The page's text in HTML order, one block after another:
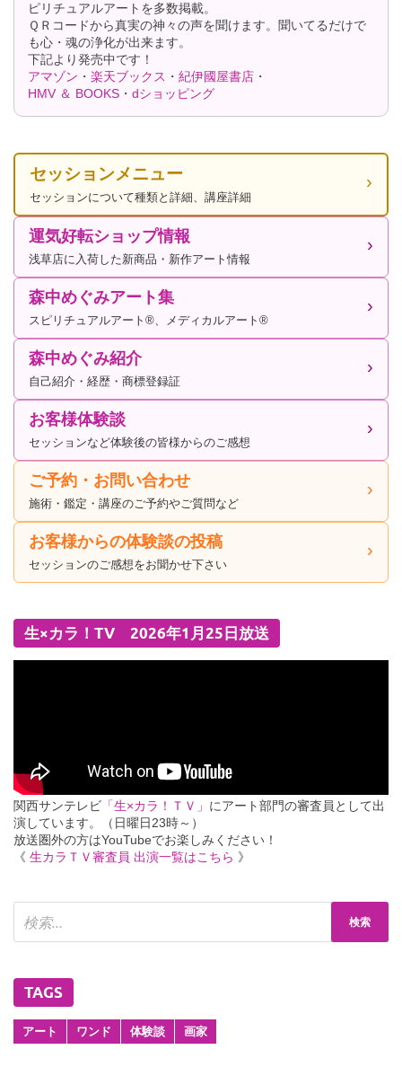
ピリチュアルアートを多数掲載。
ＱＲコードから真実の神々の声を聞けます。聞いてるだけで
も心・魂の浄化が出来ます。
下記より発売中です！
アマゾン ・ 楽天ブックス ・ 紀伊國屋書店 ・
HMV ＆ BOOKS ・ dショッピング
セッションメニュー
セッションについて種類と詳細、講座詳細
運気好転ショップ情報
浅草店に入荷した新商品・新作アート情報
森中めぐみアート集
スピリチュアルアート®、メディカルアート®
森中めぐみ紹介
自己紹介・経歴・商標登録証
お客様体験談
セッションなど体験後の皆様からのご感想
ご予約・お問い合わせ
施術・鑑定・講座のご予約やご質問など
お客様からの体験談の投稿
セッションのご感想をお聞かせ下さい
生×カラ！TV 2026年1月25日放送
関西サンテレビ 「生×カラ！ＴＶ」 にアート部門の審査員として出
演しています。（日曜日23時～）
放送圏外の方はYouTubeでお楽しみください！
《 生カラＴＶ審査員 出演一覧はこちら 》
TAGS
アート ワンド 体験談 画家